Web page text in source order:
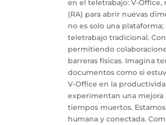
en el teletrabajo: V-Office,
(RA) para abrir nuevas
no es solo una
teletrabajo tradicional.
permitiendo
barreras físicas. Imagina
documentos como si
V-Office en la
experimentan una mejora
tiempos muertos.
humana y conectada.